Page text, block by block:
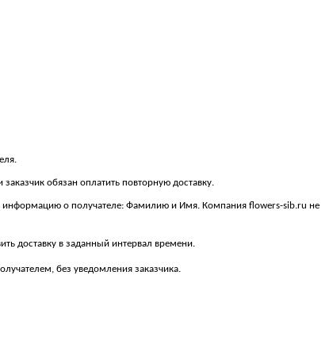
обязан оплатить повторную доставку.
информацию о получателе: Фамилию и Имя. Компания flowers-sib.ru не
доставку в заданный интервал времени.
без уведомления заказчика.